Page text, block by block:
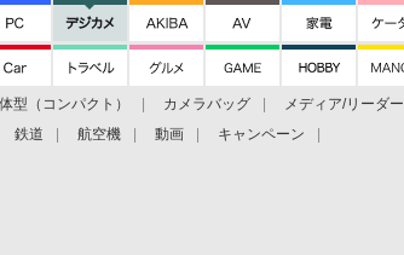
型（コンパクト） カメラバッグ メディア/リーダー
鉄道 航空機 動画 キャンペーン